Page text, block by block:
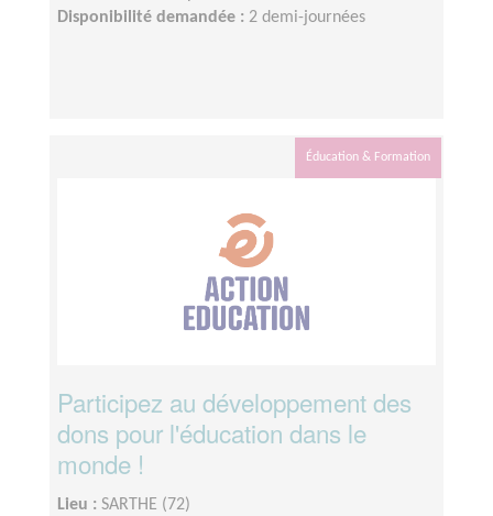
Disponibilité demandée : 2 demi-journées
Éducation & Formation
Participez au développement des
dons pour l'éducation dans le
monde !
Lieu : SARTHE (72)